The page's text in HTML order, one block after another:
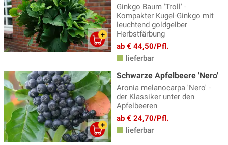
Ginkgo Baum 'Troll' -
Kompakter Kugel-Ginkgo mit
leuchtend goldgelber
Herbstfärbung
ab € 44,50/Pfl.
lieferbar
Schwarze Apfelbeere 'Nero'
Aronia melanocarpa 'Nero' -
der Klassiker unter den
Apfelbeeren
ab € 24,70/Pfl.
lieferbar